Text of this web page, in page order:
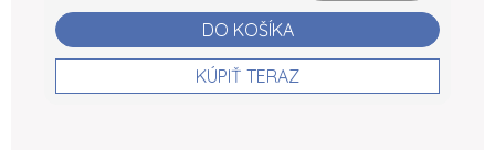
DO KOŠÍKA
KÚPIŤ TERAZ